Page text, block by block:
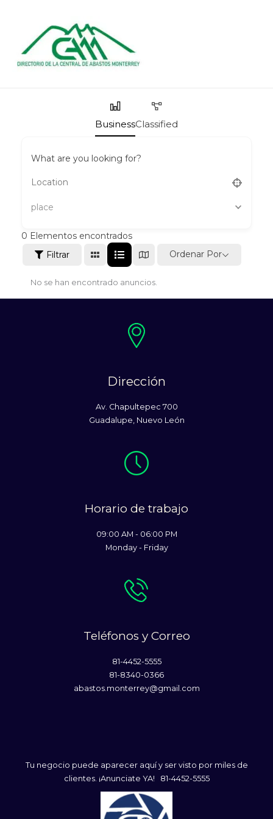
contenido
BusinessClassified
What are you looking for?
place
0 Elementos encontrados
Filtrar
Ordenar Por
No se han encontrado anuncios.
Dirección
Av. Chapultepec 700
Guadalupe, Nuevo León
Horario de trabajo
09:00 AM - 06:00 PM
Monday - Friday
Teléfonos y Correo
81-4452-5555
81-8340-0366
abastos.monterrey@gmail.com
Tu negocio puede aparecer aquí y ser visto por miles de
clientes. ¡Anunciate YA! 81-4452-5555